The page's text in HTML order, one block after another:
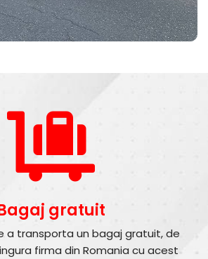
gratuit
a transporta un bagaj gratuit, de
firma din Romania cu acest